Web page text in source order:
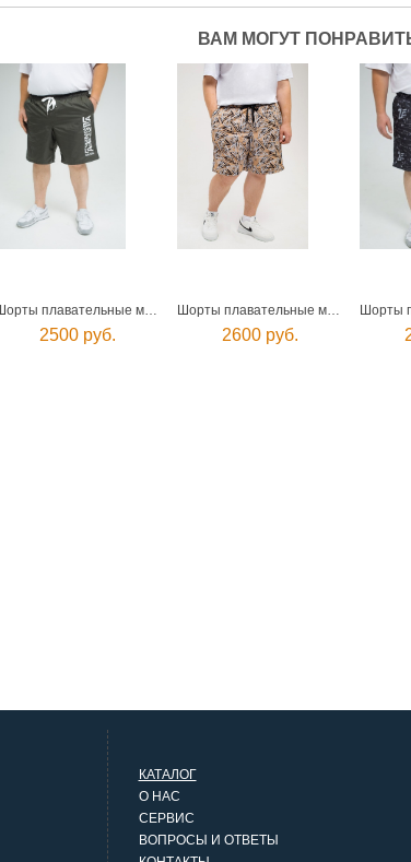
ВАМ МОГУТ
Шорты плавательные мужские
2500 руб.
Шорты плавательные мужские
2600 руб.
КАТАЛОГ
О НАС
СЕРВИС
ВОПРОСЫ И ОТВЕТЫ